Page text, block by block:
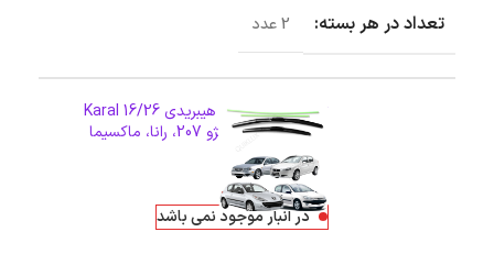
تعداد در هر بسته: 2 عدد
تیغه برف پاک کن هیبریدی 16/26 Karal
مناسب پژو 206، پژو 207، رانا، ماکسیما
اطلاعات بیشتر
849,000تومان
در انبار موجود نمی باشد